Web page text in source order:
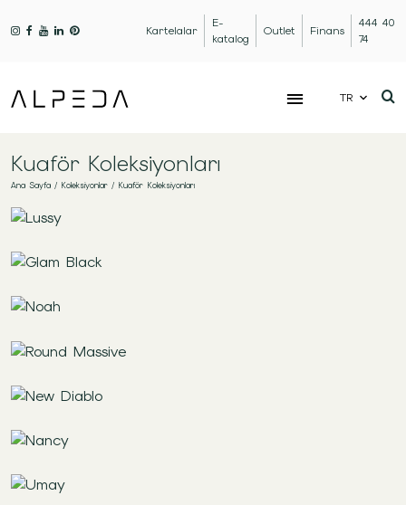
Kartelalar
E-
katalog
Outlet Finans
444 40
74
TR
Kuaför Koleksiyonları
Ana Sayfa / Koleksiyonlar / Kuaför Koleksiyonları